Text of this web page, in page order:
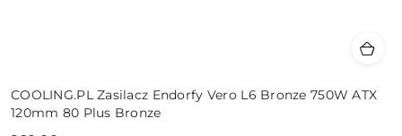
COOLING.PL Zasilacz Endorfy Vero L6 Bronze 750W ATX
120mm 80 Plus Bronze